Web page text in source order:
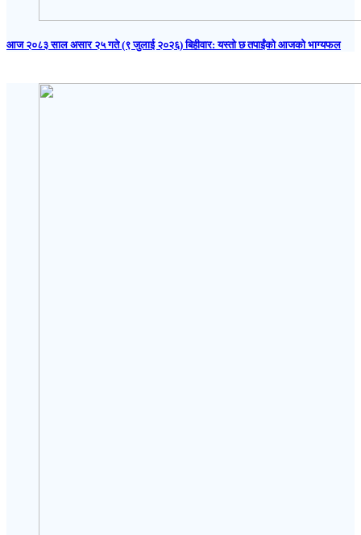
आज २०८३ साल असार २५ गते (९ जुलाई २०२६) बिहीवार: यस्तो छ तपाईंको आजको भाग्यफल